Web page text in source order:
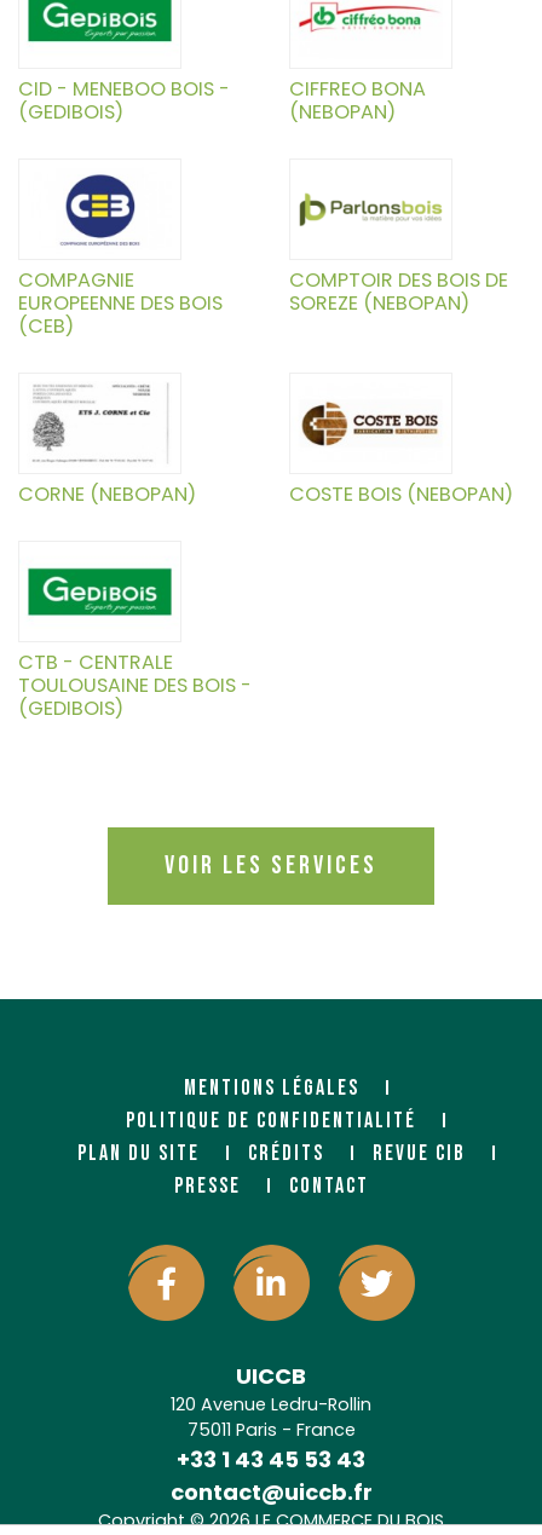
CID - MENEBOO BOIS -
(GEDIBOIS)
CIFFREO BONA
(NEBOPAN)
COMPAGNIE
EUROPEENNE DES BOIS
(CEB)
COMPTOIR DES BOIS DE
SOREZE (NEBOPAN)
CORNE (NEBOPAN) COSTE BOIS (NEBOPAN)
CTB - CENTRALE
TOULOUSAINE DES BOIS -
(GEDIBOIS)
Voir les services
MENTIONS LÉGALES
POLITIQUE DE CONFIDENTIALITÉ
PLAN DU SITE
CRÉDITS
REVUE CIB
PRESSE
CONTACT
UICCB
120 Avenue Ledru-Rollin
75011 Paris - France
+33 1 43 45 53 43
contact@uiccb.fr
Copyright © 2026 LE COMMERCE DU BOIS